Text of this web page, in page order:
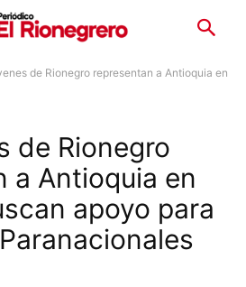
de Rionegro representan a Antioquia en
de Rionegro
a Antioquia en
apoyo para